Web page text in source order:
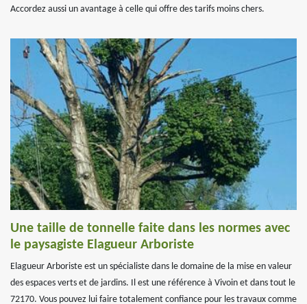
Accordez aussi un avantage à celle qui offre des tarifs moins chers.
Une taille de tonnelle faite dans les normes avec
le paysagiste Elagueur Arboriste
Elagueur Arboriste est un spécialiste dans le domaine de la mise en valeur
des espaces verts et de jardins. Il est une référence à Vivoin et dans tout le
72170. Vous pouvez lui faire totalement confiance pour les travaux comme